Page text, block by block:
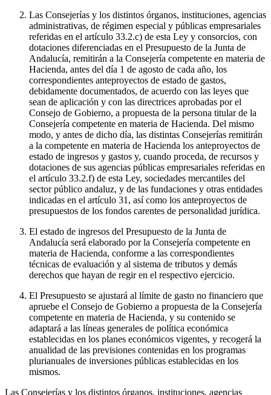
Las Consejerías y los distintos órganos, instituciones, agencias
administrativas, de régimen especial y públicas empresariales
referidas en el artículo 33.2.c) de esta Ley y consorcios, con
dotaciones diferenciadas en el Presupuesto de la Junta de
Andalucía, remitirán a la Consejería competente en materia de
Hacienda, antes del día 1 de agosto de cada año, los
correspondientes anteproyectos de estado de gastos,
debidamente documentados, de acuerdo con las leyes que
sean de aplicación y con las directrices aprobadas por el
Consejo de Gobierno, a propuesta de la persona titular de la
Consejería competente en materia de Hacienda. Del mismo
modo, y antes de dicho día, las distintas Consejerías remitirán
a la competente en materia de Hacienda los anteproyectos de
estado de ingresos y gastos y, cuando proceda, de recursos y
dotaciones de sus agencias públicas empresariales referidas en
el artículo 33.2.f) de esta Ley, sociedades mercantiles del
sector público andaluz, y de las fundaciones y otras entidades
indicadas en el artículo 31, así como los anteproyectos de
presupuestos de los fondos carentes de personalidad jurídica.
El estado de ingresos del Presupuesto de la Junta de
Andalucía será elaborado por la Consejería competente en
materia de Hacienda, conforme a las correspondientes
técnicas de evaluación y al sistema de tributos y demás
derechos que hayan de regir en el respectivo ejercicio.
El Presupuesto se ajustará al límite de gasto no financiero que
apruebe el Consejo de Gobierno a propuesta de la Consejería
competente en materia de Hacienda, y su contenido se
adaptará a las líneas generales de política económica
establecidas en los planes económicos vigentes, y recogerá la
anualidad de las previsiones contenidas en los programas
plurianuales de inversiones públicas establecidas en los
mismos.
Las Consejerías y los distintos órganos, instituciones, agencias